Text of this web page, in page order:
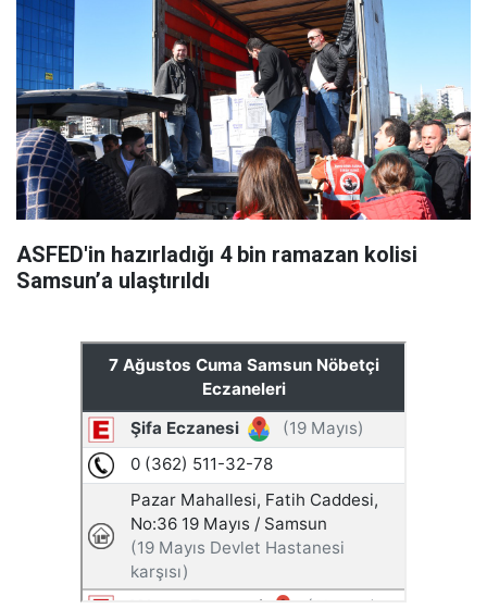
ASFED'in hazırladığı 4 bin ramazan kolisi
Samsun’a ulaştırıldı